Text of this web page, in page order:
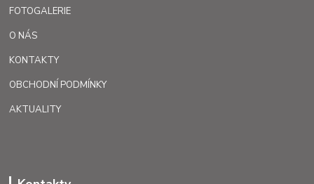
FOTOGALERIE
O NÁS
KONTAKTY
OBCHODNÍ PODMÍNKY
AKTUALITY